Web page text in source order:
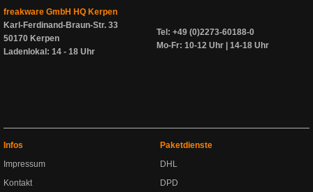
freakware GmbH HQ Kerpen
Karl-Ferdinand-Braun-Str. 33
50170 Kerpen
Ladenlokal: 14 - 18 Uhr
Tel: +49 (0)2273-60188-0
Mo-Fr: 10-12 Uhr | 14-18 Uhr
Infos
Impressum
Kontakt
Paketdienste
DHL
DPD